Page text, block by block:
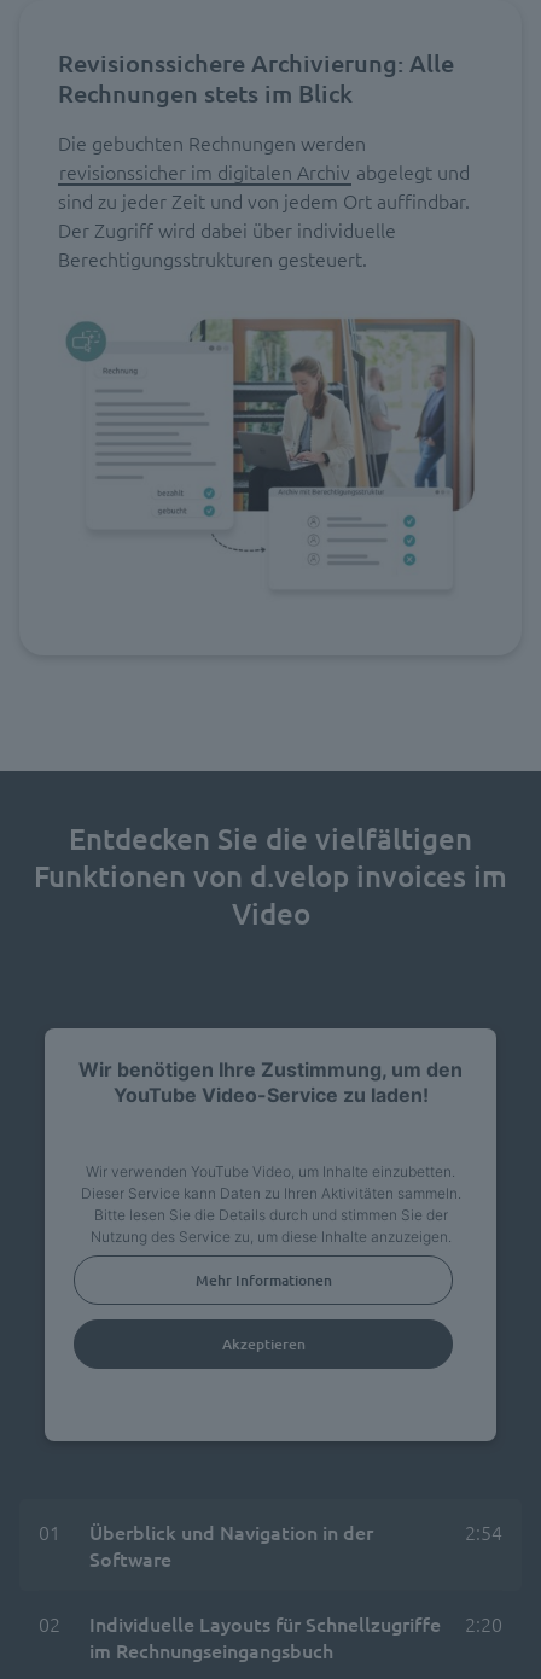
Revisionssichere Archivierung: Alle
Rechnungen stets im Blick
Die gebuchten Rechnungen werden
revisionssicher im digitalen Archiv abgelegt und
sind zu jeder Zeit und von jedem Ort auffindbar.
Der Zugriff wird dabei über individuelle
Berechtigungsstrukturen gesteuert.
Entdecken Sie die vielfältigen
Funktionen von d.velop invoices im
Video
01
Überblick und Navigation in der
Software
2:54
02
Individuelle Layouts für Schnellzugriffe
im Rechnungseingangsbuch
2:20
Wir benötigen Ihre Zustimmung, um den
YouTube Video-Service zu laden!
Wir verwenden YouTube Video, um Inhalte einzubetten.
Dieser Service kann Daten zu Ihren Aktivitäten sammeln.
Bitte lesen Sie die Details durch und stimmen Sie der
Nutzung des Service zu, um diese Inhalte anzuzeigen.
Mehr Informationen
Akzeptieren